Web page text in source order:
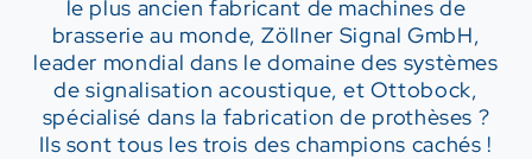
le plus ancien fabricant de machines de
brasserie au monde, Zöllner Signal GmbH,
leader mondial dans le domaine des systèmes
de signalisation acoustique, et Ottobock,
spécialisé dans la fabrication de prothèses ?
Ils sont tous les trois des champions cachés !